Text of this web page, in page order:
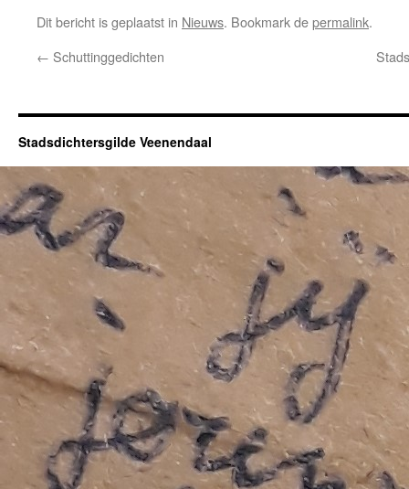
Dit bericht is geplaatst in Nieuws. Bookmark depermalink.
← Schuttinggedichten
Stadsdichtersgilde Veenendaal